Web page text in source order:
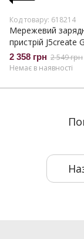
Код товару: 618214
Мережевий
пристрій J5create
C 65W White
2 358 грн 2 549 грн
Немає в наявності